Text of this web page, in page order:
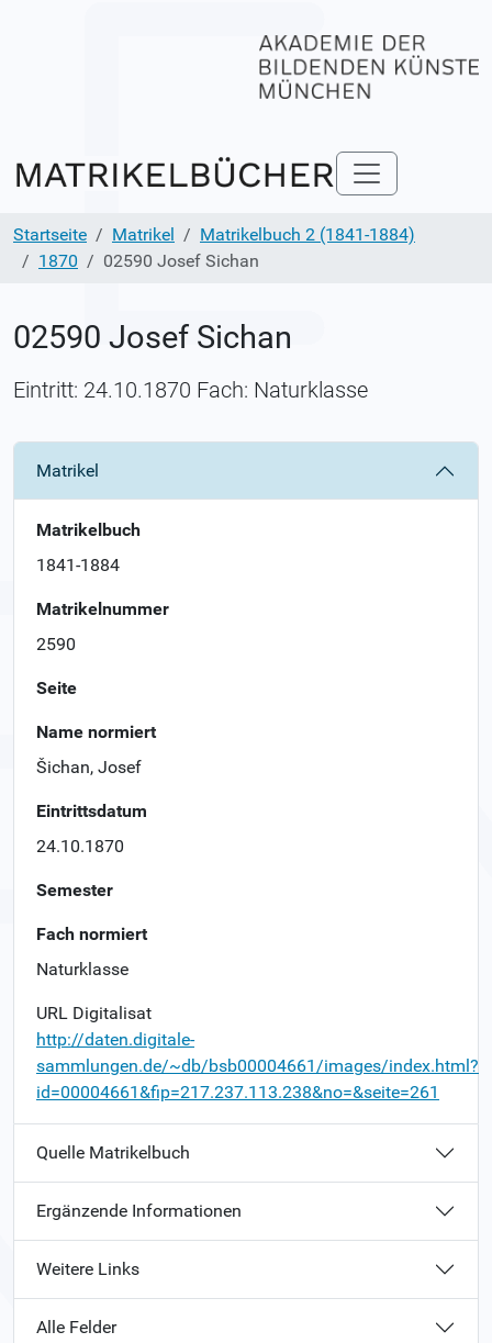
Startseite Matrikel
Matrikelbuch 2 (1841-1884)
1870
02590 Josef Sichan
02590 Josef Sichan
Eintritt: 24.10.1870 Fach: Naturklasse
Matrikel
Matrikelbuch
1841-1884
Matrikelnummer
2590
Seite
Name normiert
Šichan, Josef
Eintrittsdatum
24.10.1870
Semester
Fach normiert
Naturklasse
URL Digitalisat
http://daten.digitale-
sammlungen.de/~db/bsb00004661/images/index.html?
id=00004661&fip=217.237.113.238&no=&seite=261
Quelle Matrikelbuch
Ergänzende Informationen
Weitere Links
Alle Felder